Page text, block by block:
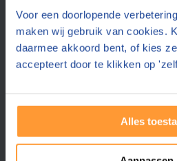
Voor een doorlopende
maken wij gebruik van cookies.
daarmee akkoord bent, of kies
accepteert door te klikken op
Alles
Midden Nederland Notariaat
8.9
(62 reviews)
DeNotarisvooru
(16 km)
8.8 (288 reviews)
Dronten (16
8.8 (288 reviews)